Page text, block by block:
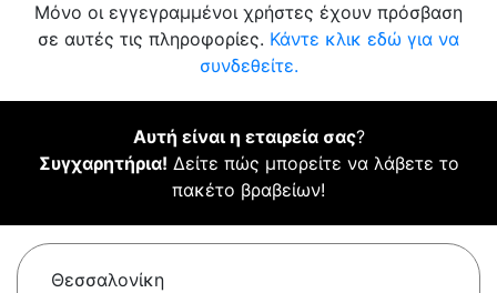
Μόνο οι εγγεγραμμένοι χρήστες έχουν πρόσβαση
σε αυτές τις πληροφορίες. Κάντε κλικ εδώ για να
συνδεθείτε.
Αυτή είναι η εταιρεία σας?
Συγχαρητήρια! Δείτε πώς μπορείτε να λάβετε το
πακέτο βραβείων!
Θεσσαλονίκη